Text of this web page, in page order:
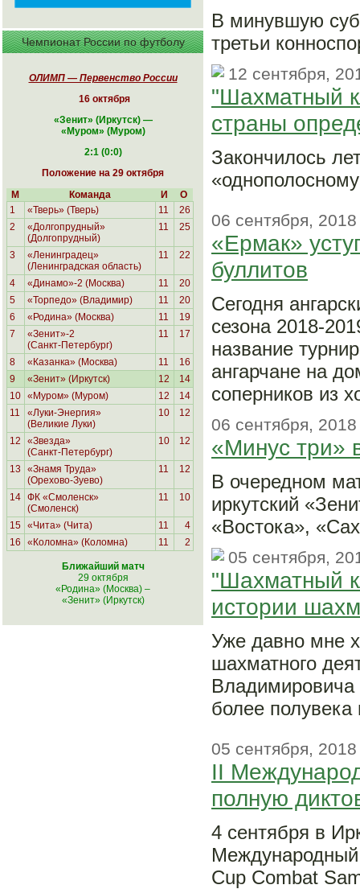
Чемпионат России по футболу
ОЛИМП — Первенство России
16 октября
«Зенит» (Иркутск) —
«Муром» (Муром)
2:1 (0:0)
Положение на 29 октября
М
Команда И
О
1
«Тверь» (Тверь) 11
26
2
«Долгопрудный»
(Долгопрудный)
11 25
3
«Ленинградец»
(Ленинградская область)
11 22
4 «Динамо»-2 (Москва) 11
20
5
«Торпедо» (Владимир) 11
20
6
«Родина» (Москва) 11
19
7
«Зенит»-2
(Санкт-Петербург)
11 17
8 «Казанка» (Москва) 11
16
9
«Зенит» (Иркутск) 12
14
10 «Муром» (Муром) 12
14
11
«Луки-Энергия»
(Великие Луки)
10 12
12
«Звезда»
(Санкт-Петербург)
10 12
13
«Знамя Труда»
(Орехово-Зуево)
11 12
14 ФК «Смоленск»
(Смоленск)
11 10
15 «Чита» (Чита) 11
4
16
«Коломна» (Коломна) 11 2
Ближайший матч
29 октября
«Родина» (Москва) –
«Зенит» (Иркутск)
В минувшую
третьи
12 сентября,
"Шахматный
страны
Закончилось
06 сентября, 2018
«Ермак»
буллитов
Сегодня
сезона 2018-
название
ангарчане на
соперников из
06 сентября, 2018
«Минус три»
В очередном
иркутский
«Востока»,
05 сентября,
"Шахматный
истории
Уже давно мне
шахматного
Владимировича
более
05 сентября, 2018
II
полную
4 сентября в
Cup Combat